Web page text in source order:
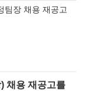
팀장 채용 재공고
) 채용 재공고를